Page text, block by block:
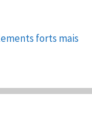
forts mais